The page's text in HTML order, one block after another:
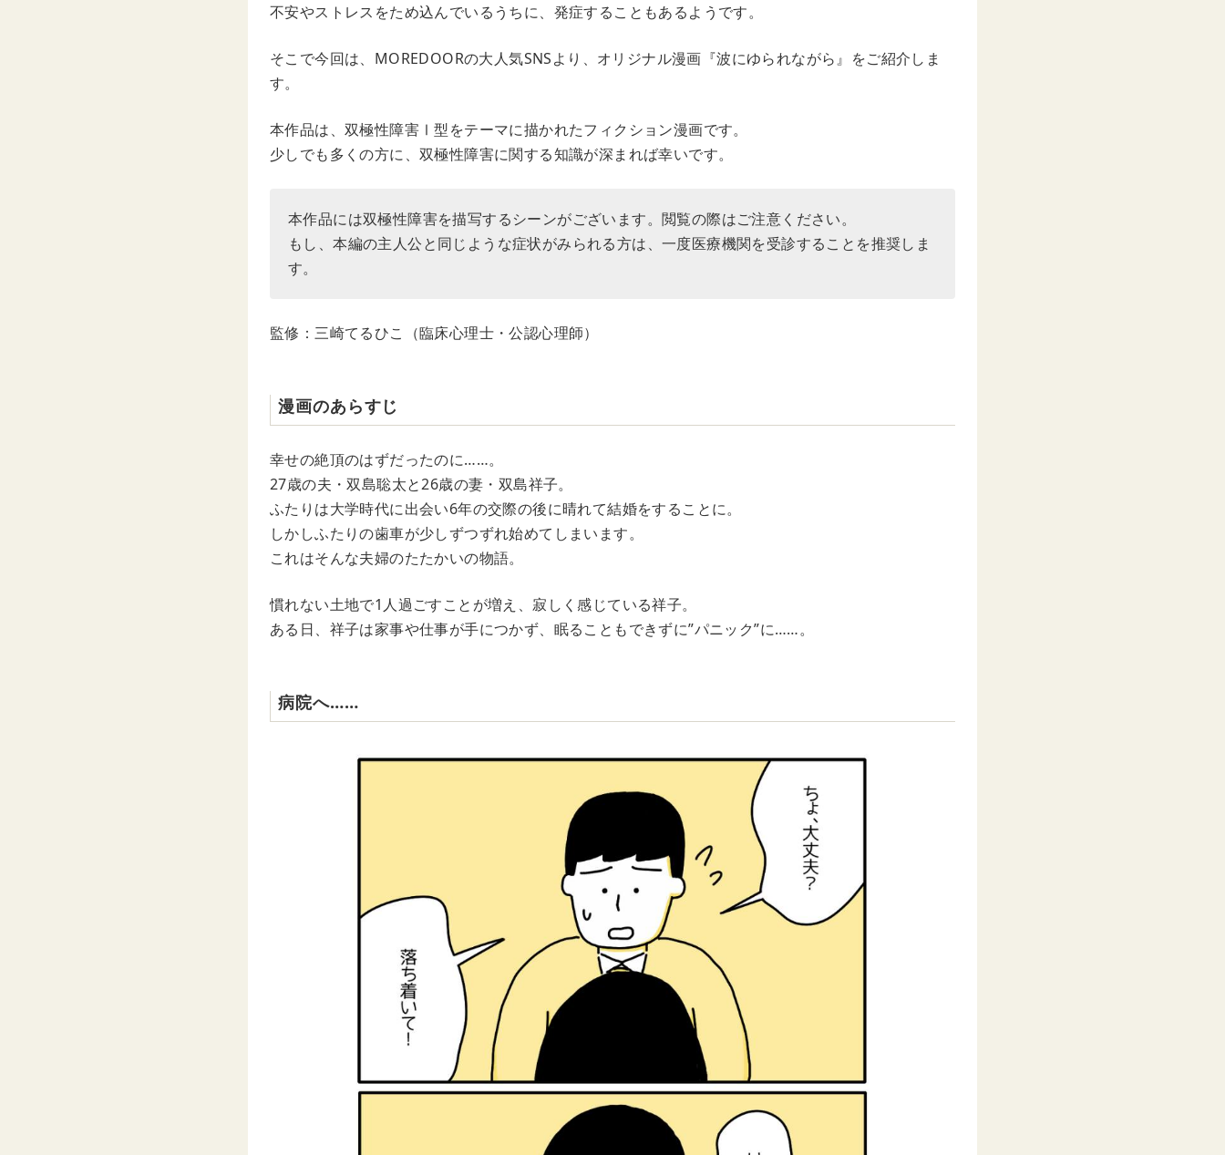
不安やストレスをため込んでいるうちに、発症することもあるようです。
そこで今回は、MOREDOORの大人気SNSより、オリジナル漫画『波にゆられながら』をご紹介しま
す。
本作品は、双極性障害Ⅰ型をテーマに描かれたフィクション漫画です。
少しでも多くの方に、双極性障害に関する知識が深まれば幸いです。
本作品には双極性障害を描写するシーンがございます。閲覧の際はご注意ください。
もし、本編の主人公と同じような症状がみられる方は、一度医療機関を受診することを推奨しま
す。
監修：三崎てるひこ（臨床心理士・公認心理師）
漫画のあらすじ
幸せの絶頂のはずだったのに……。
27歳の夫・双島聡太と26歳の妻・双島祥子。
ふたりは大学時代に出会い6年の交際の後に晴れて結婚をすることに。
しかしふたりの歯車が少しずつずれ始めてしまいます。
これはそんな夫婦のたたかいの物語。
慣れない土地で1人過ごすことが増え、寂しく感じている祥子。
ある日、祥子は家事や仕事が手につかず、眠ることもできずに”パニック”に……。
病院へ……